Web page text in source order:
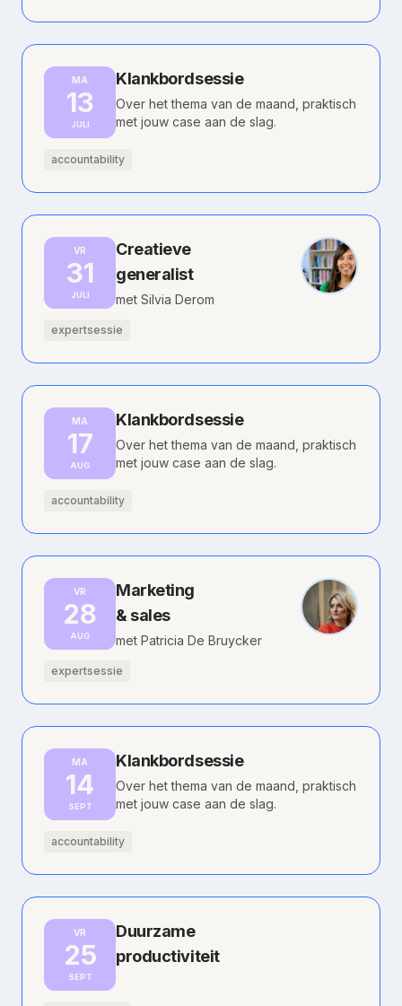
MA
13
JULI
Klankbordsessie
Over het thema van de maand, praktisch
met jouw case aan de slag.
accountability
VR
31
JULI
Creatieve
generalist
met Silvia Derom
expertsessie
MA
17
AUG
Klankbordsessie
Over het thema van de maand, praktisch
met jouw case aan de slag.
accountability
VR
28
AUG
Marketing
& sales
met Patricia De Bruycker
expertsessie
MA
14
SEPT
Klankbordsessie
Over het thema van de maand, praktisch
met jouw case aan de slag.
accountability
VR
25
SEPT
Duurzame
productiviteit